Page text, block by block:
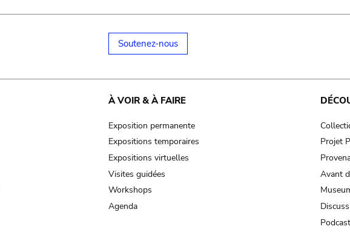
Soutenez-nous
À VOIR & À FAIRE
Exposition permanente
Expositions temporaires
Expositions virtuelles
Visites guidées
Workshops
Agenda
Projet
Avant